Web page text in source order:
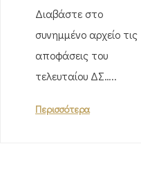
Διαβάστε στο
συνημμένο αρχείο τις
αποφάσεις του
τελευταίου ΔΣ…..
Περισσότερα